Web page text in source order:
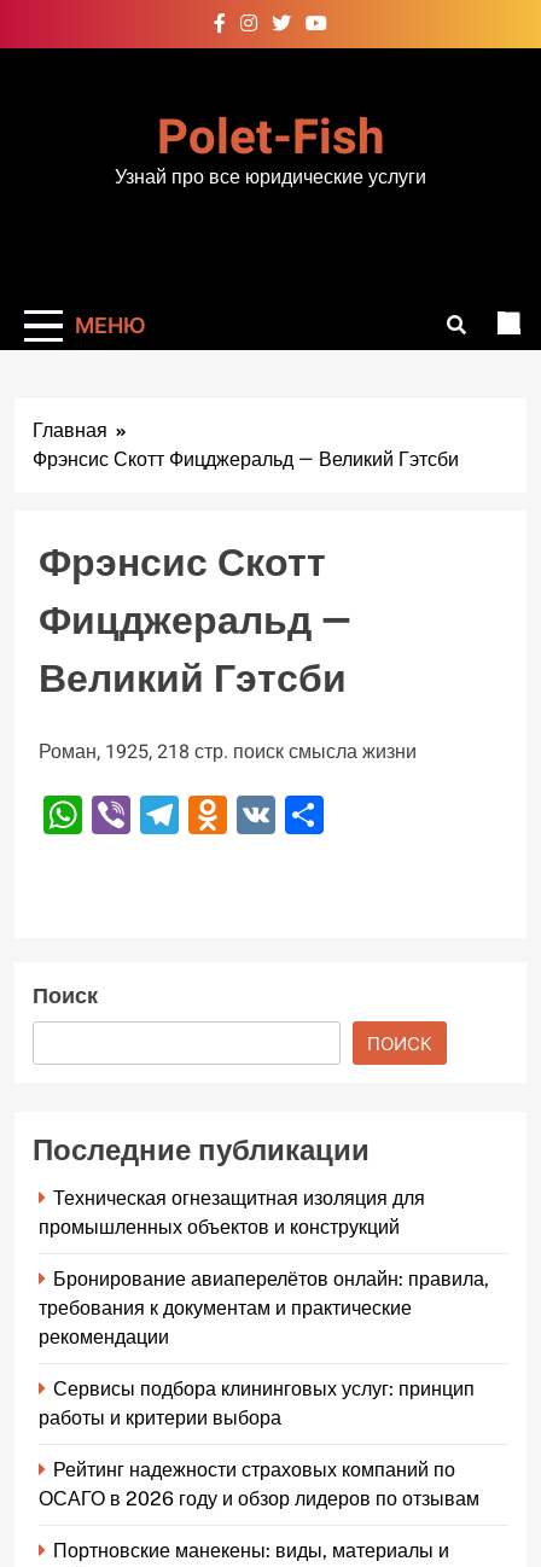
к
Polet-Fish
Узнай про все юридические услуги
МЕНЮ
Главная
Фрэнсис Скотт Фицджеральд — Великий Гэтсби
Фрэнсис Скотт
Фицджеральд —
Великий Гэтсби
Роман, 1925, 218 стр. поиск смысла жизни
WhatsApp
ViberTelegram
Odnoklassniki
VK
Поиск
ПОИСК
Последние публикации
Техническая огнезащитная изоляция для
промышленных объектов и конструкций
Бронирование авиаперелётов онлайн: правила,
требования к документам и практические
рекомендации
Сервисы подбора клининговых услуг: принцип
работы и критерии выбора
Рейтинг надежности страховых компаний по
ОСАГО в 2026 году и обзор лидеров по отзывам
Портновские манекены: виды, материалы и